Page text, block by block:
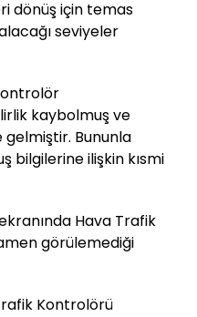
dönüş için temas
seviyeler
kaybolmuş ve
gelmiştir. Bununla
bilgilerine ilişkin kısmi
Hava Trafik
görülemediği
Kontrolörü